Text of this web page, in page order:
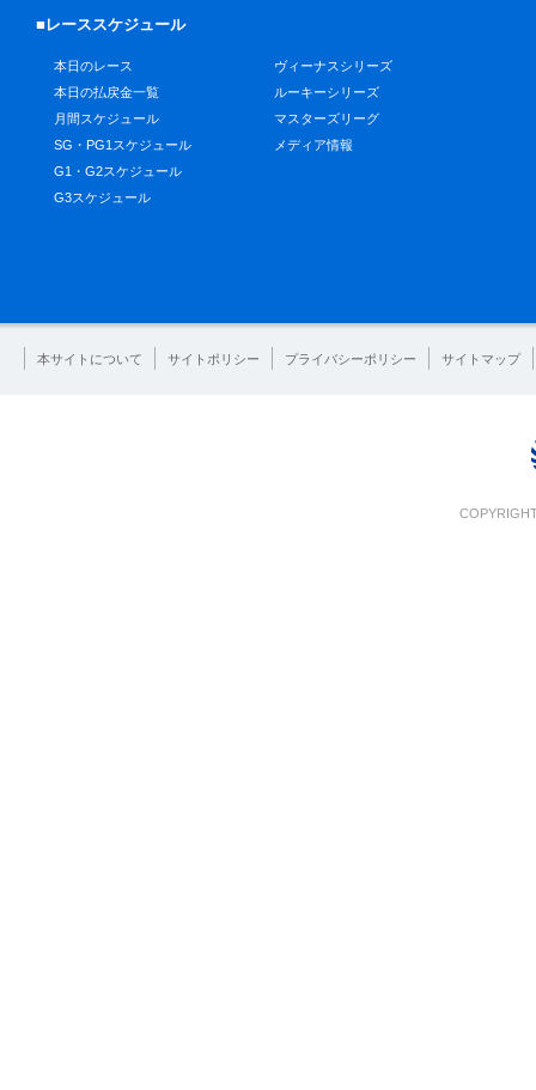
■レーススケジュール
本日のレース
本日の払戻金一覧
月間スケジュール
SG・PG1スケジュール
G1・G2スケジュール
G3スケジュール
ヴィーナスシリーズ
ルーキーシリーズ
マスターズリーグ
メディア情報
本サイトについて サイトポリシー プライバシーポリシー サイトマップ